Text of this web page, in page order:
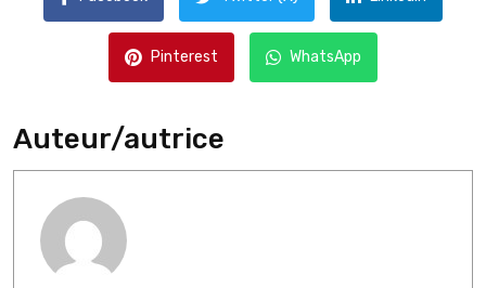
Pinterest WhatsApp
Auteur/autrice